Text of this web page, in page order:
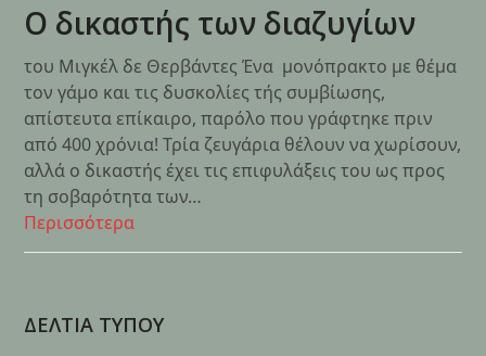
Ο δικαστής των διαζυγίων
του Μιγκέλ δε Θερβάντες Ένα μονόπρακτο με θέμα
τον γάμο και τις δυσκολίες τής συμβίωσης,
απίστευτα επίκαιρο, παρόλο που γράφτηκε πριν
από 400 χρόνια! Τρία ζευγάρια θέλουν να χωρίσουν,
αλλά ο δικαστής έχει τις επιφυλάξεις του ως προς
τη σοβαρότητα των…
Περισσότερα
ΔΕΛΤΙΑ ΤΥΠΟΥ